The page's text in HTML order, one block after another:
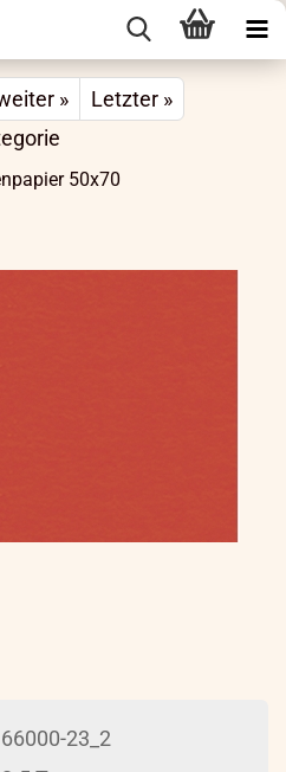
»
Letzter »
50x70
66000-23_2